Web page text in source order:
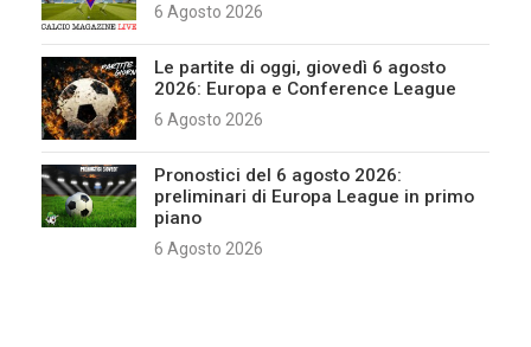
6 Agosto 2026
Le partite di oggi, giovedì 6 agosto
2026: Europa e Conference League
6 Agosto 2026
Pronostici del 6 agosto 2026:
preliminari di Europa League in primo
piano
6 Agosto 2026